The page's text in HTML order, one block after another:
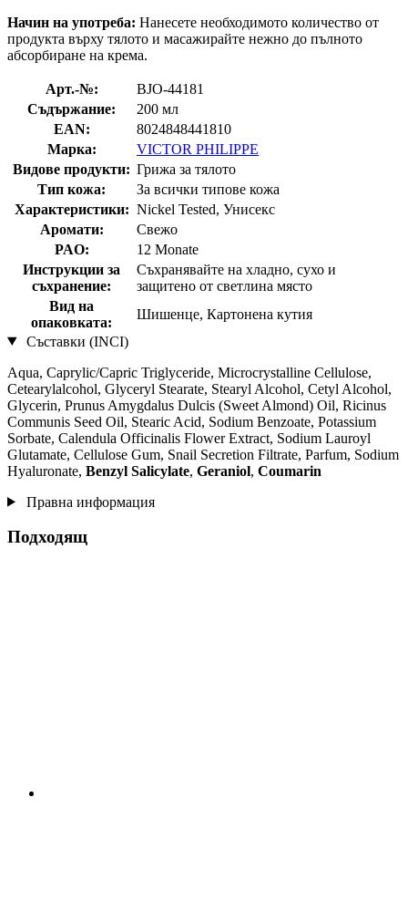
Начин на употреба: Нанесете необходимото количество от
продукта върху тялото и масажирайте нежно до пълното
абсорбиране на крема.
Арт.-№:
BJO-44181
Съдържание:
200 мл
EAN:
8024848441810
Марка:
VICTOR PHILIPPE
Видове продукти: Грижа за тялото
Тип кожа:
За всички типове кожа
Характеристики: Nickel Tested, Унисекс
Аромати:
Свежо
PAO:
12 Monate
Инструкции за
съхранение:
Съхранявайте на хладно, сухо и
защитено от светлина място
Вид на
опаковката:
Шишенце, Картонена кутия
Съставки (INCI)
Aqua, Caprylic/Capric Triglyceride, Microcrystalline Cellulose,
Cetearylalcohol, Glyceryl Stearate, Stearyl Alcohol, Cetyl Alcohol,
Glycerin, Prunus Amygdalus Dulcis (Sweet Almond) Oil, Ricinus
Communis Seed Oil, Stearic Acid, Sodium Benzoate, Potassium
Sorbate, Calendula Officinalis Flower Extract, Sodium Lauroyl
Glutamate, Cellulose Gum, Snail Secretion Filtrate, Parfum, Sodium
Hyaluronate, Benzyl Salicylate, Geraniol, Coumarin
Правна информация
Подходящ